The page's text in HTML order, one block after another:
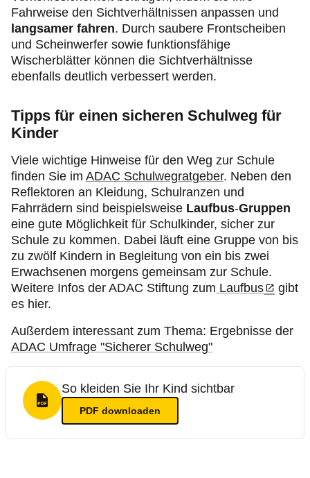
Fahrweise den Sichtverhältnissen anpassen und
langsamer fahren. Durch saubere Frontscheiben
und Scheinwerfer sowie funktionsfähige
Wischerblätter können die Sichtverhältnisse
ebenfalls deutlich verbessert werden.
Tipps für einen sicheren Schulweg für
Kinder
Viele wichtige Hinweise für den Weg zur Schule
finden Sie im ADAC Schulwegratgeber. Neben den
Reflektoren an Kleidung, Schulranzen und
Fahrrädern sind beispielsweise Laufbus-Gruppen
eine gute Möglichkeit für Schulkinder, sicher zur
Schule zu kommen. Dabei läuft eine Gruppe von bis
zu zwölf Kindern in Begleitung von ein bis zwei
Erwachsenen morgens gemeinsam zur Schule.
Weitere Infos der ADAC Stiftung zum Laufbus
gibt
es hier.
Außerdem interessant zum Thema: Ergebnisse der
ADAC Umfrage "Sicherer Schulweg"
PDF Format
So kleiden Sie Ihr Kind sichtbar
PDF downloaden